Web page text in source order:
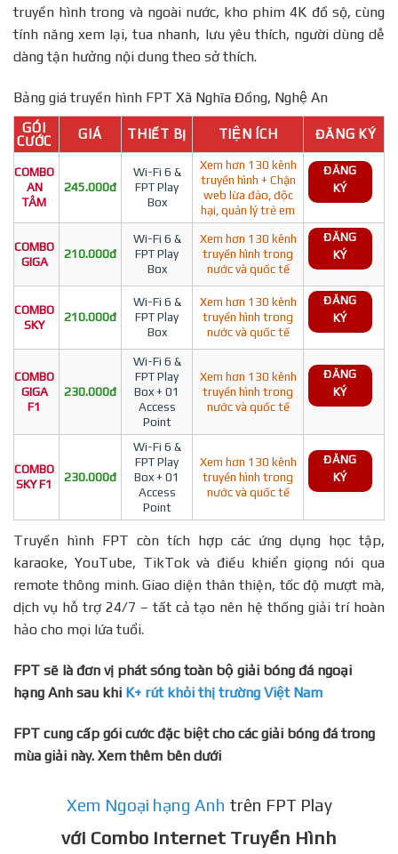
truyền hình trong và ngoài nước, kho phim 4K đồ sộ, cùng
tính năng xem lại, tua nhanh, lưu yêu thích, người dùng dễ
dàng tận hưởng nội dung theo sở thích.
Bảng giá truyền hình FPT Xã Nghĩa Đồng, Nghệ An
GÓI
CƯỚC
GIÁ THIẾT BỊ TIỆN ÍCH ĐĂNG KÝ
COMBO
AN
TÂM
245.000đ
Wi-Fi 6 &
FPT Play
Box
Xem hơn 130 kênh
truyền hình + Chặn
web lừa đảo, độc
hại, quản lý trẻ em
ĐĂNG
KÝ
COMBO
GIGA
210.000đ
Wi-Fi 6 &
FPT Play
Box
Xem hơn 130 kênh
truyền hình trong
nước và quốc tế
ĐĂNG
KÝ
COMBO
SKY
210.000đ
Wi-Fi 6 &
FPT Play
Box
Xem hơn 130 kênh
truyền hình trong
nước và quốc tế
ĐĂNG
KÝ
COMBO
GIGA
F1
230.000đ
Wi-Fi 6 &
FPT Play
Box + 01
Access
Point
Xem hơn 130 kênh
truyền hình trong
nước và quốc tế
ĐĂNG
KÝ
COMBO
SKY F1
230.000đ
Wi-Fi 6 &
FPT Play
Box + 01
Access
Point
Xem hơn 130 kênh
truyền hình trong
nước và quốc tế
ĐĂNG
KÝ
Truyền hình FPT còn tích hợp các ứng dụng học tập,
karaoke, YouTube, TikTok và điều khiển giọng nói qua
remote thông minh. Giao diện thân thiện, tốc độ mượt mà,
dịch vụ hỗ trợ 24/7 – tất cả tạo nên hệ thống giải trí hoàn
hảo cho mọi lứa tuổi.
FPT sẽ là đơn vị phát sóng toàn bộ giải bóng đá ngoại
hạng Anh sau khi K+ rút khỏi thị trường Việt Nam
FPT cung cấp gói cước đặc biệt cho các giải bóng đá trong
mùa giải này. Xem thêm bên dưới
Xem Ngoại hạng Anh trên FPT Play
với Combo Internet Truyền Hình